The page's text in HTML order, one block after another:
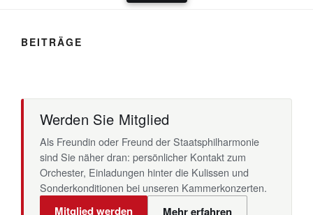
BEITRÄGE
Werden Sie Mitglied
Als Freundin oder Freund der Staatsphilharmonie
sind Sie näher dran: persönlicher Kontakt zum
Orchester, Einladungen hinter die Kulissen und
Sonderkonditionen bei unseren Kammerkonzerten.
Mitglied werden Mehr erfahren